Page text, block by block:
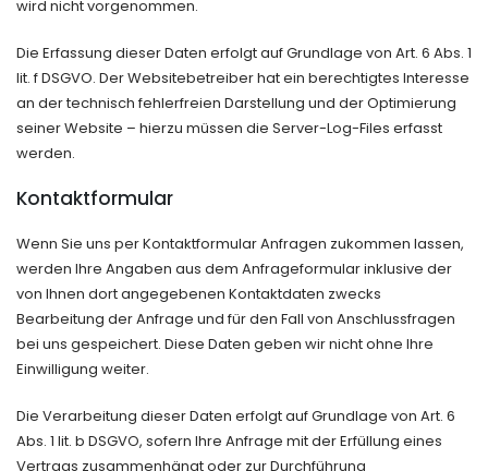
wird nicht vorgenommen.
Die Erfassung dieser Daten erfolgt auf Grundlage von Art. 6 Abs. 1
lit. f DSGVO. Der Websitebetreiber hat ein berechtigtes Interesse
an der technisch fehlerfreien Darstellung und der Optimierung
seiner Website – hierzu müssen die Server-Log-Files erfasst
werden.
Kontaktformular
Wenn Sie uns per Kontaktformular Anfragen zukommen lassen,
werden Ihre Angaben aus dem Anfrageformular inklusive der
von Ihnen dort angegebenen Kontaktdaten zwecks
Bearbeitung der Anfrage und für den Fall von Anschlussfragen
bei uns gespeichert. Diese Daten geben wir nicht ohne Ihre
Einwilligung weiter.
Die Verarbeitung dieser Daten erfolgt auf Grundlage von Art. 6
Abs. 1 lit. b DSGVO, sofern Ihre Anfrage mit der Erfüllung eines
Vertrags zusammenhängt oder zur Durchführung